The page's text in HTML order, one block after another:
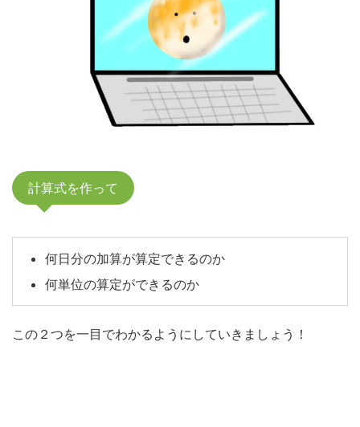
計算式を作って
何日分の加算が算定できるのか
何単位の算定ができるのか
この２つを一目でわかるようにしていきましょう！